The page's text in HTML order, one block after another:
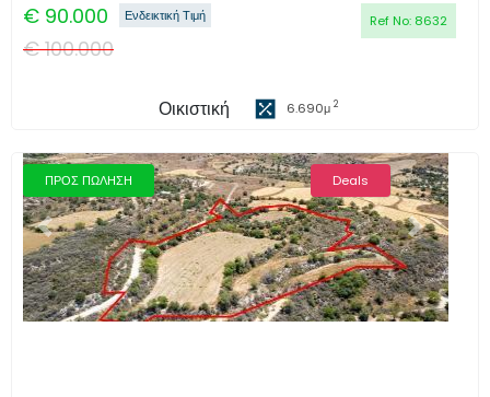
€ 90.000 Ref No: 8632
Ενδεικτική Τιμή
€100.000
Οικιστική 6.690μ 2
ΠΡΟΣ ΠΩΛΗΣΗ Deals
Προηγούμενο Επόμενο